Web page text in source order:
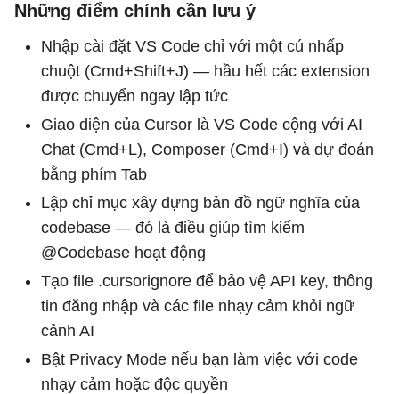
Những điểm chính cần lưu ý
Nhập cài đặt VS Code chỉ với một cú nhấp
chuột (Cmd+Shift+J) — hầu hết các extension
được chuyển ngay lập tức
Giao diện của Cursor là VS Code cộng với AI
Chat (Cmd+L), Composer (Cmd+I) và dự đoán
bằng phím Tab
Lập chỉ mục xây dựng bản đồ ngữ nghĩa của
codebase — đó là điều giúp tìm kiếm
@Codebase hoạt động
Tạo file .cursorignore để bảo vệ API key, thông
tin đăng nhập và các file nhạy cảm khỏi ngữ
cảnh AI
Bật Privacy Mode nếu bạn làm việc với code
nhạy cảm hoặc độc quyền